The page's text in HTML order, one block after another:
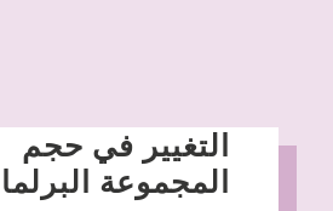
التغيير في حجم
المجموعة